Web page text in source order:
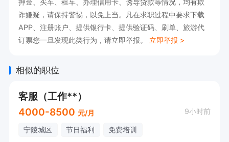
诈嫌疑，请保持警惕，以免上当。凡在求职过程中要求下载
APP、注册账户、提供银行卡、提供验证码、刷单、旅游代
订票您一旦发现此类行为，请立即举报。 立即举报 >
相似的职位
客服（工作**）
4000-8500 元/月 9小时前
宁陵城区 节日福利 免费培训